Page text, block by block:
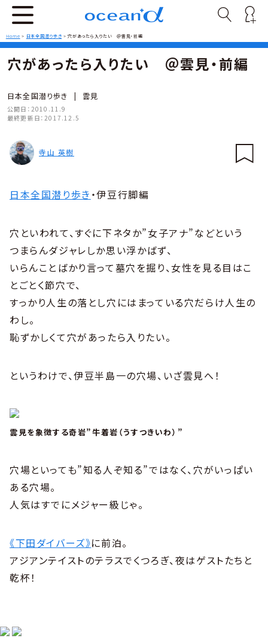
Home > 日本全国潜り歩き >穴があったら入りたい ＠雲見・前編
穴があったら入りたい ＠雲見・前編
日本全国潜り歩き | 雲見
公開日： 2010.11.9
最終更新日： 2017.12.5
寺山 英樹
日本全国潜り歩き ・伊豆行脚編
穴といわれて、すぐに下ネタか”女子アナ”などという
つまらんダジャレしか思い浮かばず、
いらんことばかり言って墓穴を掘り、女性を見る目はこ
とごとく節穴で、
すっかり人生の落とし穴にはまっている穴だらけ人生の
わし。
恥ずかしくて穴があったら入りたい。
というわけで、伊豆半島一の穴場、いざ雲見へ！
雲見を象徴する奇岩”牛着岩（うすつきいわ）”
穴場といっても”知る人ぞ知る”ではなく、穴がいっぱい
ある穴場。
人気はすでにメジャー級じゃ。
《下田ダイバーズ》に前泊。
アジアンテイストのテラスでくつろぎ、夜はゲストたちと
乾杯！